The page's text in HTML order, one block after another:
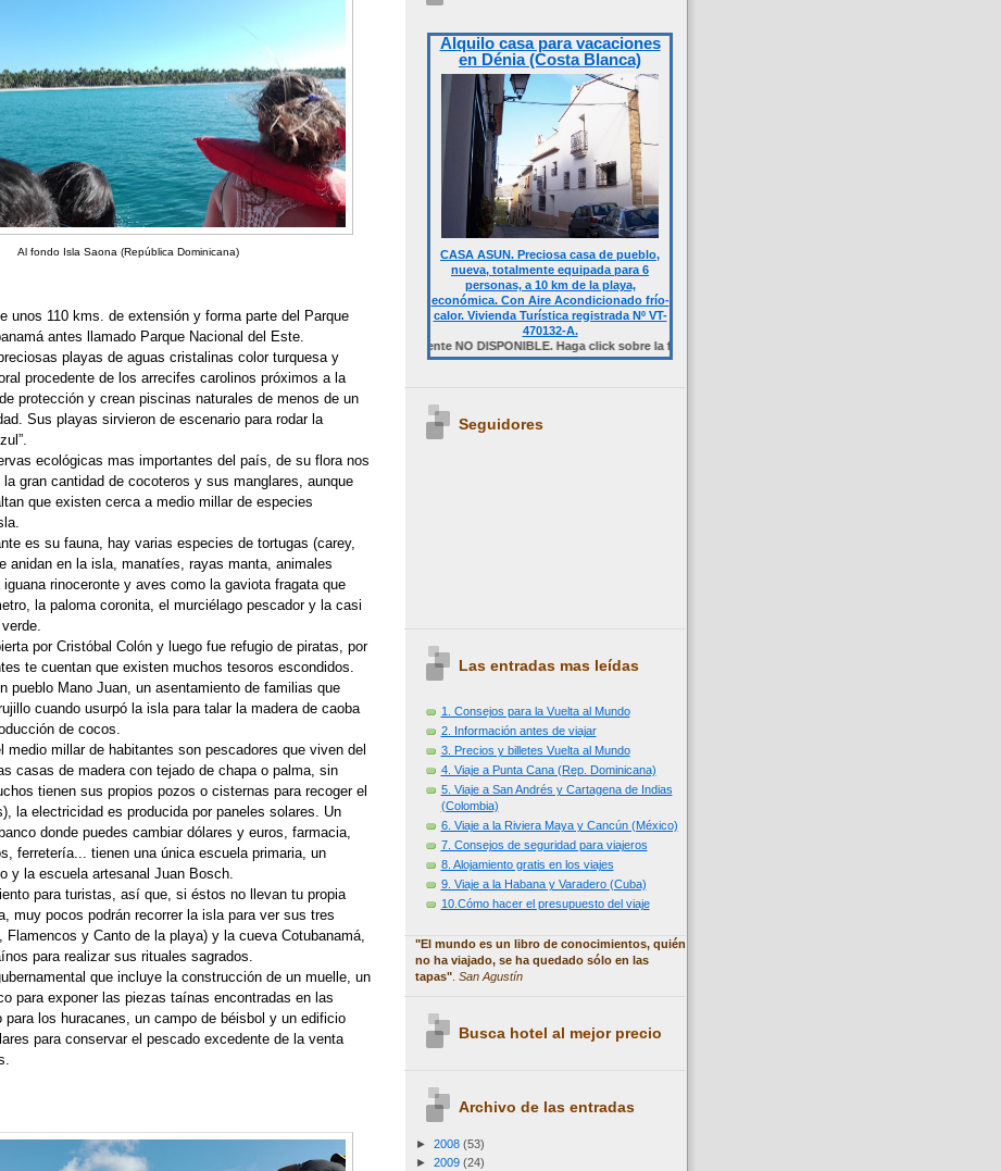
Al fondo Isla Saona (República Dominicana)
unos 110 kms. de extensión y forma parte del Parque
antes llamado Parque Nacional del Este.
playas de aguas cristalinas color turquesa y
procedente de los arrecifes carolinos próximos a la
protección y crean piscinas naturales de menos de un
Sus playas sirvieron de escenario para rodar la
ecológicas mas importantes del país, de su flora nos
la gran cantidad de cocoteros y sus manglares, aunque
que existen cerca a medio millar de especies
es su fauna, hay varias especies de tortugas (carey,
anidan en la isla, manatíes, rayas manta, animales
rinoceronte y aves como la gaviota fragata que
la paloma coronita, el murciélago pescador y la casi
por Cristóbal Colón y luego fue refugio de piratas, por
te cuentan que existen muchos tesoros escondidos.
pueblo Mano Juan, un asentamiento de familias que
cuando usurpó la isla para talar la madera de caoba
de cocos.
medio millar de habitantes son pescadores que viven del
casas de madera con tejado de chapa o palma, sin
tienen sus propios pozos o cisternas para recoger el
la electricidad es producida por paneles solares. Un
donde puedes cambiar dólares y euros, farmacia,
ferretería... tienen una única escuela primaria, un
y la escuela artesanal Juan Bosch.
para turistas, así que, si éstos no llevan tu propia
muy pocos podrán recorrer la isla para ver sus tres
Flamencos y Canto de la playa) y la cueva Cotubanamá,
para realizar sus rituales sagrados.
que incluye la construcción de un muelle, un
para exponer las piezas taínas encontradas en las
para los huracanes, un campo de béisbol y un edificio
para conservar el pescado excedente de la venta
Alquilo casa para vacaciones
en Dénia (Costa Blanca)
CASA ASUN. Preciosa casa de pueblo,
nueva, totalmente equipada para 6
personas, a 10 km de la playa,
económica. Con Aire Acondicionado frío-
calor. Vivienda Turística registrada Nº VT-
470132-A.
Desde 700 € quincena casa completa.Temporalmente NO DISPONIBLE. Haga click sobre la foto.
Seguidores
Las entradas mas leídas
1. Consejos para la Vuelta al Mundo
2. Información antes de viajar
3. Precios y billetes Vuelta al Mundo
4. Viaje a Punta Cana (Rep. Dominicana)
5. Viaje a San Andrés y Cartagena de Indias
(Colombia)
6. Viaje a la Riviera Maya y Cancún (México)
7. Consejos de seguridad para viajeros
8. Alojamiento gratis en los viajes
9. Viaje a la Habana y Varadero (Cuba)
10.Cómo hacer el presupuesto del viaje
"El mundo es un libro de conocimientos, quién
no ha viajado, se ha quedado sólo en las
tapas". San Agustín
Busca hotel al mejor precio
Archivo de las entradas
► 2008 (53)
► 2009 (24)